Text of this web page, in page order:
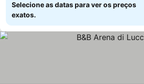
Selecione as datas para ver os preços
exatos.